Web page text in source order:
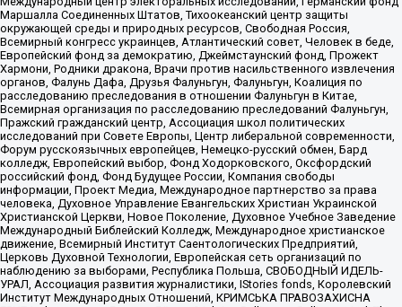
Маршалла Соединенных Штатов, Тихоокеанский центр защиты
окружающей среды и природных ресурсов, Свободная Россия,
Всемирный конгресс украинцев, Атлантический совет, Человек в беде,
Европейский фонд за демократию, Джеймстаунский фонд, Прожект
Хармони, Родники дракона, Врачи против насильственного извлечения
органов, Фалунь Дафа, Друзья Фалуньгун, Фалуньгун, Коалиция по
расследованию преследования в отношении Фалуньгун в Китае,
Всемирная организация по расследованию преследований Фалуньгун,
Пражский гражданский центр, Ассоциация школ политических
исследований при Совете Европы, Центр либеральной современности,
Форум русскоязычных европейцев, Немецко-русский обмен, Бард
колледж, Европейский выбор, Фонд Ходорковского, Оксфордский
российский фонд, Фонд Будущее России, Компания свободы
информации, Проект Медиа, Международное партнерство за права
человека, Духовное Управление Евангельских Христиан Украинской
Христианской Церкви, Новое Поколение, Духовное Учебное Заведение
Международный Библейский Колледж, Международное христианское
движение, Всемирный Институт Саентологических Предприятий,
Церковь Духовной Технологии, Европейская сеть организаций по
наблюдению за выборами, Республика Польша, СВОБОДНЫЙ ИДЕЛЬ-
УРАЛ, Ассоциация развития журналистики, IStories fonds, Королевский
Институт Международных Отношений, КРИМСЬКА ПРАВОЗАХИСНА